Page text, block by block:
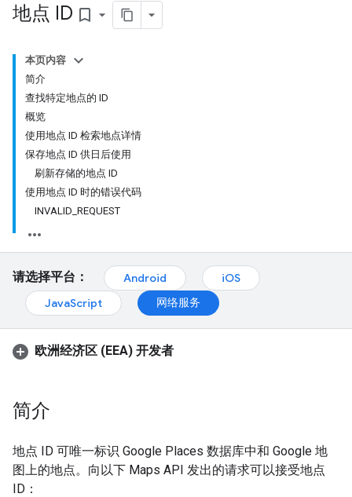
地点 ID bookmark_border
本页内容
简介
查找特定地点的 ID
概览
使用地点 ID 检索地点详情
保存地点 ID 供日后使用
刷新存储的地点 ID
使用地点 ID 时的错误代码
INVALID_REQUEST
请选择平台： Android
iOS
JavaScript
网络服务
欧洲经济区 (EEA) 开发者
简介
地点 ID 可唯一标识 Google Places 数据库中和 Google 地
图上的地点。向以下 Maps API 发出的请求可以接受地点
ID：